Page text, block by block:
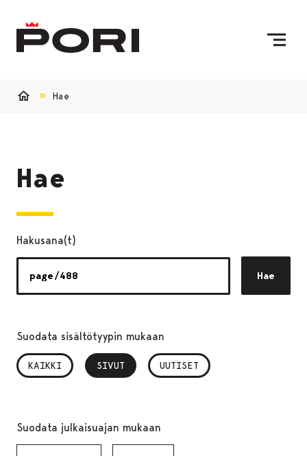
Hae
Hae
Hakusana(t)
Hae
Suodata sisältötyypin mukaan
KAIKKI SIVUT
, VALITTU UUTISET
Suodata julkaisuajan mukaan